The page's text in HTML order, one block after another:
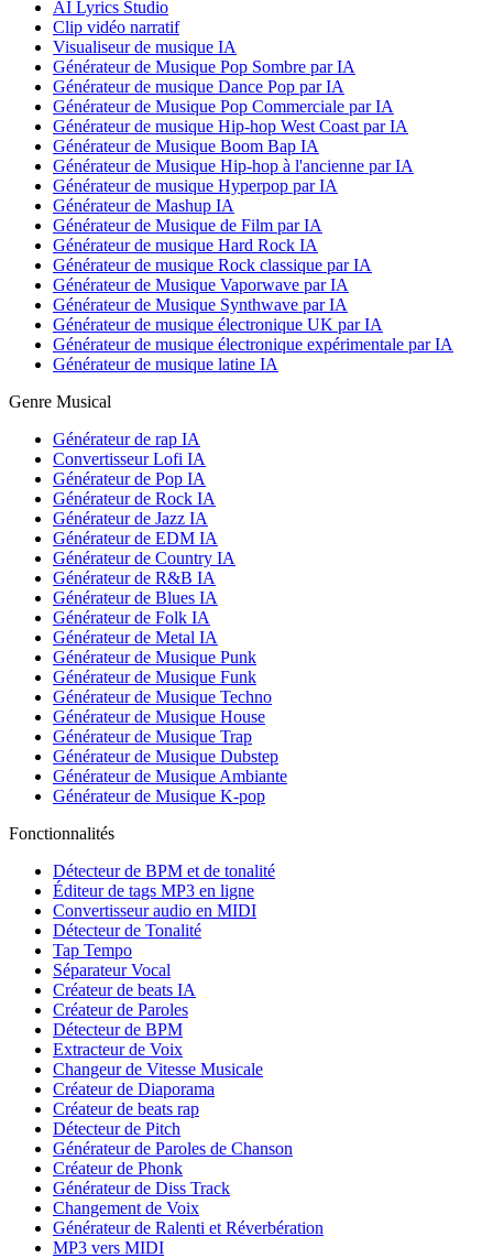
AI Lyrics Studio
Clip vidéo narratif
Visualiseur de musique IA
Générateur de Musique Pop Sombre par IA
Générateur de musique Dance Pop par IA
Générateur de Musique Pop Commerciale par IA
Générateur de musique Hip-hop West Coast par IA
Générateur de Musique Boom Bap IA
Générateur de Musique Hip-hop à l'ancienne par IA
Générateur de musique Hyperpop par IA
Générateur de Mashup IA
Générateur de Musique de Film par IA
Générateur de musique Hard Rock IA
Générateur de musique Rock classique par IA
Générateur de Musique Vaporwave par IA
Générateur de Musique Synthwave par IA
Générateur de musique électronique UK par IA
Générateur de musique électronique expérimentale par IA
Générateur de musique latine IA
Genre Musical
Générateur de rap IA
Convertisseur Lofi IA
Générateur de Pop IA
Générateur de Rock IA
Générateur de Jazz IA
Générateur de EDM IA
Générateur de Country IA
Générateur de R&B IA
Générateur de Blues IA
Générateur de Folk IA
Générateur de Metal IA
Générateur de Musique Punk
Générateur de Musique Funk
Générateur de Musique Techno
Générateur de Musique House
Générateur de Musique Trap
Générateur de Musique Dubstep
Générateur de Musique Ambiante
Générateur de Musique K-pop
Fonctionnalités
Détecteur de BPM et de tonalité
Éditeur de tags MP3 en ligne
Convertisseur audio en MIDI
Détecteur de Tonalité
Tap Tempo
Séparateur Vocal
Créateur de beats IA
Créateur de Paroles
Détecteur de BPM
Extracteur de Voix
Changeur de Vitesse Musicale
Créateur de Diaporama
Créateur de beats rap
Détecteur de Pitch
Générateur de Paroles de Chanson
Créateur de Phonk
Générateur de Diss Track
Changement de Voix
Générateur de Ralenti et Réverbération
MP3 vers MIDI